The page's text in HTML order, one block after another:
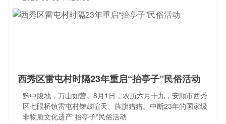
西秀区雷屯村时隔23年重启“抬亭子”民俗活动
黔中腹地，万山如营。8月1日，农历六月十九，安顺市西秀
区七眼桥镇雷屯村锣鼓喧天、旌旗猎猎。中断23年的国家级
非物质文化遗产“抬亭子”民俗活动